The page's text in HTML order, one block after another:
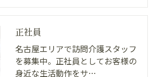
正社員
名古屋エリアで訪問介護スタッフ
を募集中。正社員としてお客様の
身近な生活動作をサ…